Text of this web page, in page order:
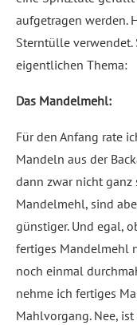
aufgetragen werden.
Sterntülle
eigentlichen Thema:
Das Mandelmehl:
Für den Anfang rate
Mandeln aus der
dann zwar nicht
Mandelmehl, sind
günstiger. Und egal,
fertiges Mandelmehl
noch einmal
nehme ich fertiges
Mahlvorgang. Nee,